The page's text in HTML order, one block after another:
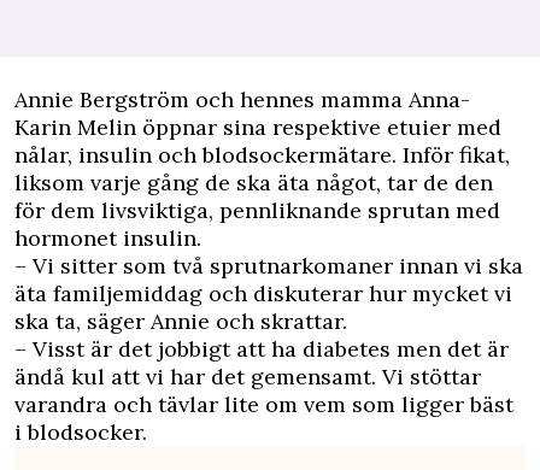
Annie Bergström och hennes mamma Anna-
Karin Melin öppnar sina respektive etuier med
nålar, insulin och blodsockermätare. Inför fikat,
liksom varje gång de ska äta något, tar de den
för dem livsviktiga, pennliknande sprutan med
hormonet insulin.
– Vi sitter som två sprutnarkomaner innan vi ska
äta familjemiddag och diskuterar hur mycket vi
ska ta, säger Annie och skrattar.
– Visst är det jobbigt att ha diabetes men det är
ändå kul att vi har det gemensamt. Vi stöttar
varandra och tävlar lite om vem som ligger bäst
i blodsocker.